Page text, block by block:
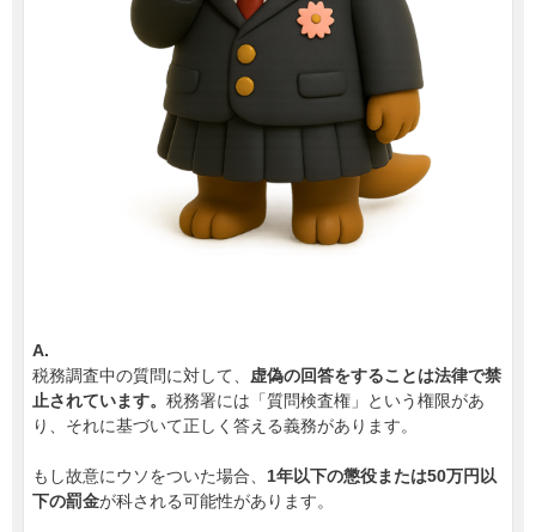
A.
税務調査中の質問に対して、 虚偽の回答をすることは法律で禁
止されています。 税務署には「質問検査権」という権限があ
り、それに基づいて正しく答える義務があります。
もし故意にウソをついた場合、 1年以下の懲役または50万円以
下の罰金が科される可能性があります。